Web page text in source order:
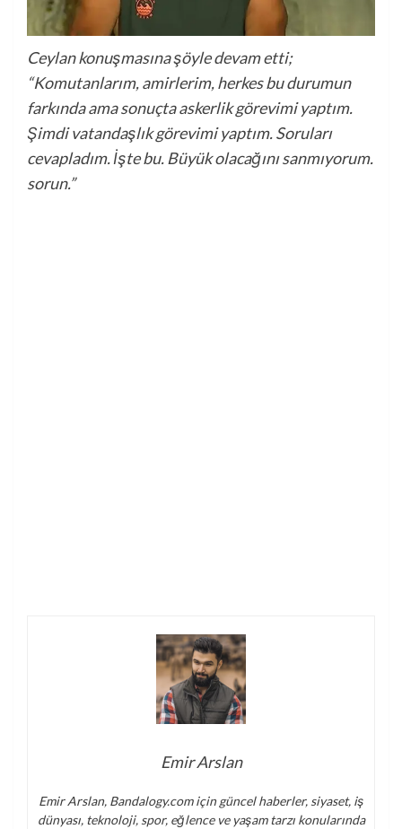
Ceylan konuşmasına şöyle devam etti;
“Komutanlarım, amirlerim, herkes bu durumun
farkında ama sonuçta askerlik görevimi yaptım.
Şimdi vatandaşlık görevimi yaptım. Soruları
cevapladım. İşte bu. Büyük olacağını sanmıyorum.
sorun.”
Emir Arslan
Emir Arslan, Bandalogy.com için güncel haberler, siyaset, iş
dünyası, teknoloji, spor, eğlence ve yaşam tarzı konularında